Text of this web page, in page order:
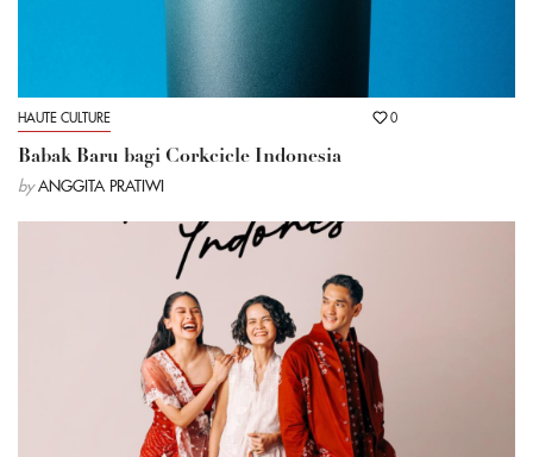
HAUTE CULTURE 0
Babak Baru bagi Corkcicle Indonesia
by ANGGITA PRATIWI